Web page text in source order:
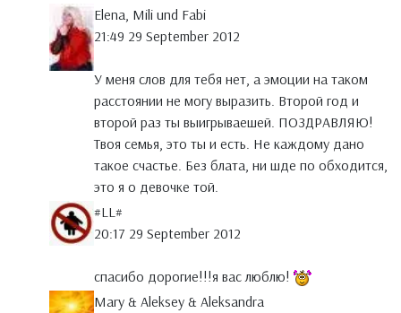
Elena, Mili und Fabi
21:49 29 September 2012
У меня слов для тебя нет, а эмоции на таком
расстоянии не могу выразить. Второй год и
второй раз ты выигрываешей. ПОЗДРАВЛЯЮ!
Твоя семья, это ты и есть. Не каждому дано
такое счастье. Без блата, ни шде по обходится,
это я о девочке той.
#LL#
20:17 29 September 2012
спасибо дорогие!!!я вас люблю!
Mary & Aleksey & Aleksandra